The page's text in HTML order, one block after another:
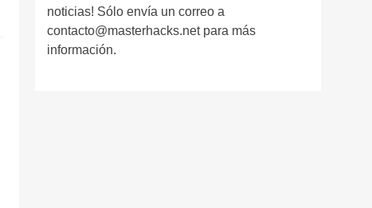
noticias! Sólo envía un correo a
contacto@masterhacks.net para más
información.